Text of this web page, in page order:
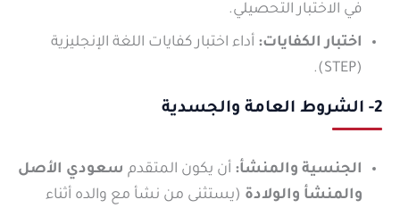
في الاختبار التحصيلي.
اختبار الكفايات: أداء اختبار كفايات اللغة الإنجليزية
(STEP).
2- الشروط العامة والجسدية
الجنسية والمنشأ: أن يكون المتقدم سعودي الأصل
والمنشأ والولادة (يستثنى من نشأ مع والده أثناء